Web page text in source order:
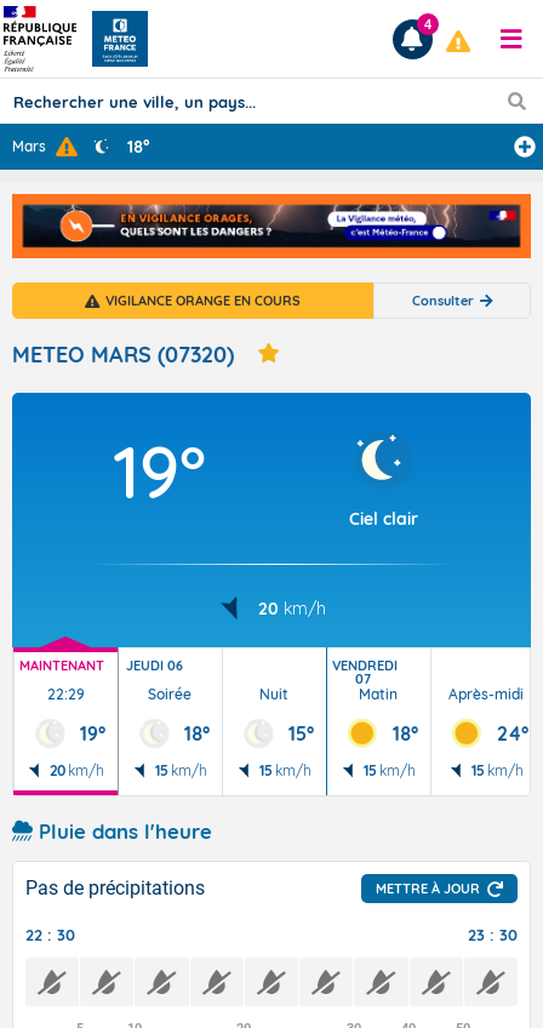
Prévisions
TOUS LES RÉSULTATS
Articles
4
Mars 18°
VIGILANCE ORANGE EN COURS Consulter
METEO MARS (07320)
19°
Ciel clair
20 km/h
MAINTENANT
22:29
19°
20 km/h
JEUDI 06
Soirée
18°
15 km/h
Nuit
15°
15 km/h
VENDREDI
07
Matin
18°
15 km/h
Après-midi
24°
15 km/h
Pluie dans l'heure
Pas de précipitations METTRE À JOUR
22 : 30 23 : 30